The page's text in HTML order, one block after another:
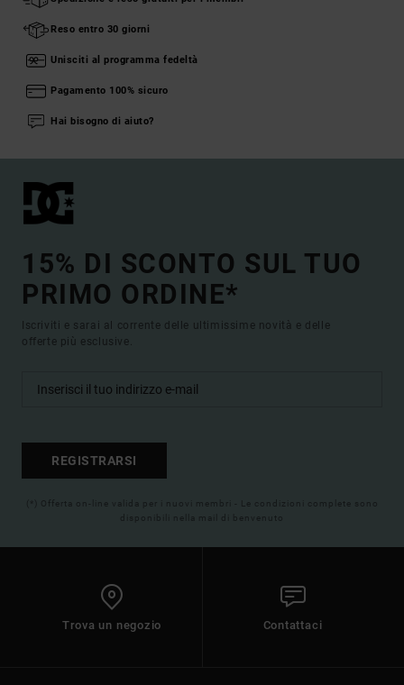
Reso entro 30 giorni
Unisciti al programma fedeltà
Pagamento 100% sicuro
Hai bisogno di aiuto?
15% DI SCONTO SUL TUO
PRIMO ORDINE*
Iscriviti e sarai al corrente delle ultimissime novità e delle
offerte più esclusive.
REGISTRARSI
(*) Offerta on-line valida per i nuovi membri - Le condizioni complete sono
disponibili nella mail di benvenuto
Trova un negozio Contattaci